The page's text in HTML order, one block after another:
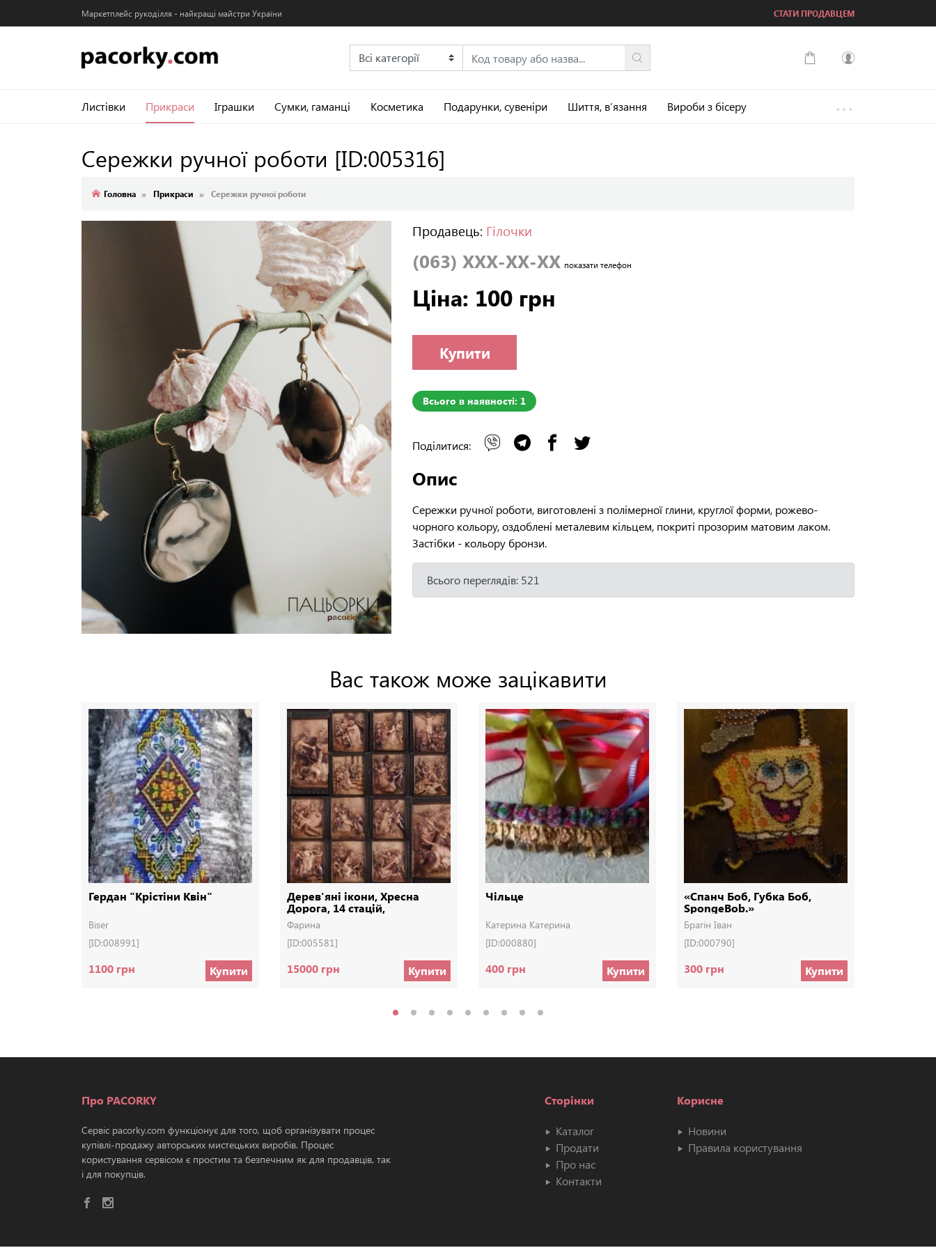
Маркетплейс рукоділля - найкращі майстри України СТАТИ ПРОДАВЦЕМ
...
Листівки Прикраси Іграшки Сумки, гаманці Косметика Подарунки, сувеніри Шиття, в’язання Вироби з бісеру
Сережки ручної роботи [ID:005316]
Головна Прикраси Сережки ручної роботи
Продавець: Гілочки
(063) XXX-XX-XX показати телефон
Ціна: 100 грн
Купити
Всього в наявності: 1
Поділитися:
Опис
Сережки ручної роботи, виготовлені з полімерної глини, круглої форми, рожево-
чорного кольору, оздоблені металевим кільцем, покриті прозорим матовим лаком.
Застібки - кольору бронзи.
Всього переглядів: 521
Вас також може зацікавити
Гердан "Крістіни Квін"
Biser
[ID:008991]
1100 грн Купити
Дерев'яні ікони, Хресна
Дорога, 14 стацій,
Деревянные иконы
Фарина
[ID:005581]
15000 грн Купити
Чільце
Катерина Катерина
[ID:000880]
400 грн Купити
«Спанч Боб, Губка Боб,
SpongeBob.»
Брагін Іван
[ID:000790]
300 грн Купити
Про PACORKY
Сервіс pacorky.com функціонує для того, щоб організувати процес
купівлі-продажу авторських мистецьких виробів. Процес
користування сервісом є простим та безпечним як для продавців, так
і для покупців.
Сторінки
Каталог
Продати
Про нас
Контакти
Корисне
Новини
Правила користування